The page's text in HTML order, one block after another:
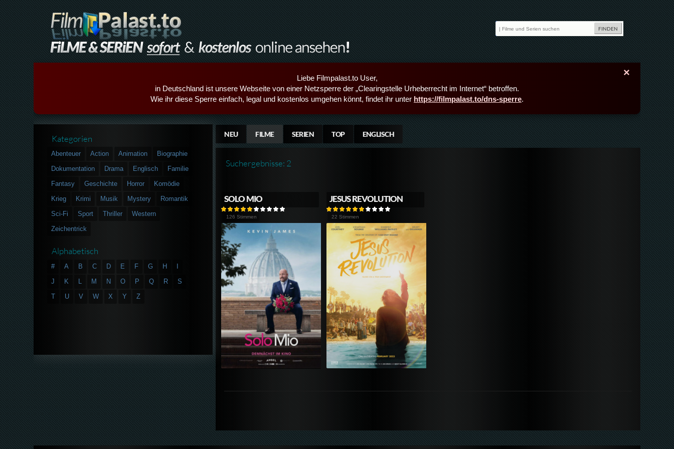
×
Liebe Filmpalast.to User,
in Deutschland ist unsere Webseite von einer Netzsperre der „Clearingstelle Urheberrecht im Internet“ betroffen.
Wie ihr diese Sperre einfach, legal und kostenlos umgehen könnt, findet ihr unter https://filmpalast.to/dns-sperre.
NEU FILME SERIEN TOP ENGLISCH
Suchergebnisse: 2
SOLO MIO
126 Stimmen
JESUS REVOLUTION
22 Stimmen
Kategorien
Abenteuer Action Animation
Biographie
Dokumentation
Drama Englisch
Familie
Fantasy
Geschichte Horror
Komödie
Krieg
Krimi Musik Mystery
Romantik
Sci-Fi
Sport Thriller
Western
Zeichentrick
Alphabetisch
# A B C D E F G H
J
K L M N O P Q R
S
T
U V W X Y Z